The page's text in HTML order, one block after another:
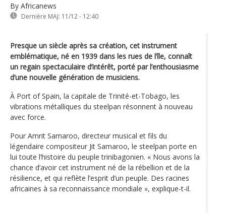
By Africanews
Dernière MAJ: 11/12 - 12:40
Presque un siècle après sa création, cet instrument
emblématique, né en 1939 dans les rues de l’île, connaît
un regain spectaculaire d’intérêt, porté par l’enthousiasme
d’une nouvelle génération de musiciens.
À Port of Spain, la capitale de Trinité-et-Tobago, les
vibrations métalliques du steelpan résonnent à nouveau
avec force.
Pour Amrit Samaroo, directeur musical et fils du
légendaire compositeur Jit Samaroo, le steelpan porte en
lui toute l’histoire du peuple trinibagonien. « Nous avons la
chance d’avoir cet instrument né de la rébellion et de la
résilience, et qui reflète l’esprit d’un peuple. Des racines
africaines à sa reconnaissance mondiale », explique-t-il.